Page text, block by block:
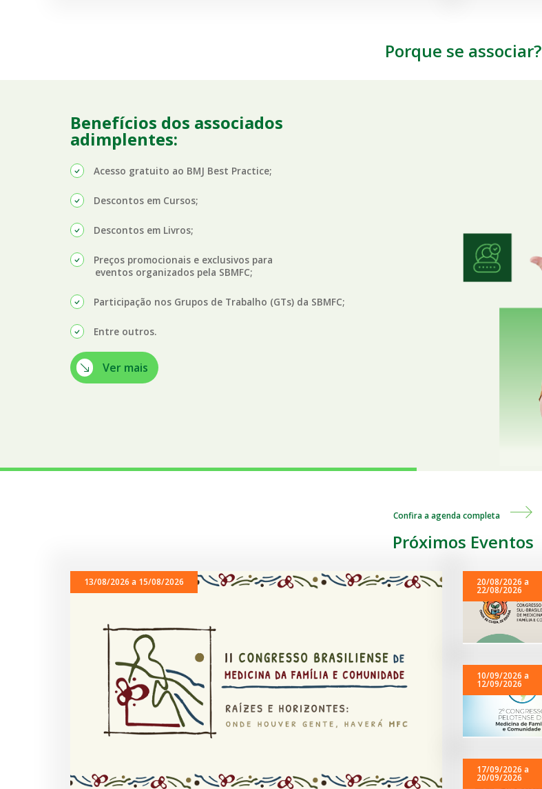
Porque se associar?
Benefícios dos associados
adimplentes:
Acesso gratuito ao BMJ Best Practice;
Descontos em Cursos;
Descontos em Livros;
Preços promocionais e exclusivos para
eventos organizados pela SBMFC;
Participação nos Grupos de Trabalho (GTs) da SBMFC;
Entre outros.
Ver mais
Confira a agenda completa
Próximos Eventos
13/08/2026 a 15/08/2026 20/08/2026 a
22/08/2026
10/09/2026 a
12/09/2026
17/09/2026 a
20/09/2026